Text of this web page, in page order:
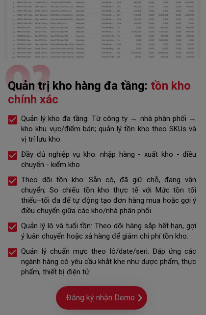
02
Quản trị kho hàng đa tầng: tồn kho
chính xác
Quản lý kho đa tầng: Từ công ty → nhà phân phối →
kho khu vực/điểm bán; quản lý tồn kho theo SKUs và
vị trí lưu kho.
Đầy đủ nghiệp vụ kho: nhập hàng - xuất kho - điều
chuyển - kiểm kho
Theo dõi tồn kho: Sẵn có, đã giữ chỗ, đang vận
chuyển; So chiếu tồn kho thực tế với Mức tồn tối
thiểu–tối đa để tự động tạo đơn hàng mua hoặc gợi ý
điều chuyển giữa các kho/nhà phân phối.
Quản lý lô và tuổi tồn: Theo dõi hàng sắp hết hạn, gợi
ý luân chuyển hoặc xả hàng để giảm chi phí tồn kho.
Quản lý chuẩn mực theo lô/date/seri: Đáp ứng các
ngành hàng có yêu cầu khắt khe như dược phẩm, thực
phẩm, thiết bị điện tử.
Đăng ký nhận Demo